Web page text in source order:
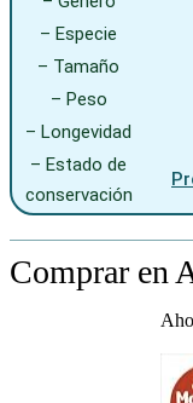
– Especie
– Tamaño
– Peso
– Longevidad
– Estado de
conservación
Comprar en